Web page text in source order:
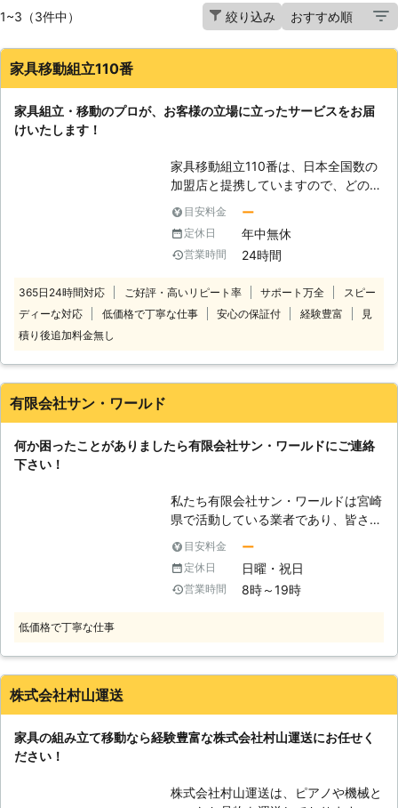
1~3（3件中） 絞り込み
家具移動組立110番
家具組立・移動のプロが、お客様の立場に立ったサービスをお届
けいたします！
家具移動組立110番は、日本全国数の
加盟店と提携していますので、どの地
方にお住まいのお客様でも迅速に対応
いたします。 コールセンターでは24
時間365日年中無休でお電話を受け付
けています。 深夜でも早朝でもお客
話ください。 コールセンターのスタ
ッフがお客様のお悩みをお聞きしま
ほしい」 「説明書を見ても家具の組
り、お悩みのお客様はぜひ家具移動組
立110番をご利用ください。 大きくて
豊富なベテランが迅速に解決します。
家具移動組立110番では、家具の組立
作業や移動作業にお困りのお客様に喜
目安料金 ー
定休日 年中無休
営業時間 24時間
365日24時間対応 ご好評・高いリピート率 サポート万全
スピー
ディーな対応
低価格で丁寧な仕事 安心の保証付 経験豊富
見
積り後追加料金無し
有限会社サン・ワールド
何か困ったことがありましたら有限会社サン・ワールドにご連絡
下さい！
私たち有限会社サン・ワールドは宮崎
県で活動している業者であり、皆さま
の困りごとやトラブルを解決するため
に営業を続けております。何かありま
したら、ぜひとも私たちにお任せ下さ
い。例えばハウスクリーニングやリフ
ではありません。実際には分解された
われた皆さまは家具組立をやらないと
目安料金 ー
定休日 日曜・祝日
営業時間 8時～19時
低価格で丁寧な仕事
株式会社村山運送
家具の組み立て移動なら経験豊富な株式会社村山運送にお任せく
ださい！
株式会社村山運送は、ピアノや機械と